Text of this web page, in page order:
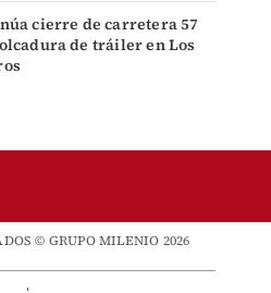
cierre de carretera 57
de tráiler en Los
© GRUPO MILENIO 2026